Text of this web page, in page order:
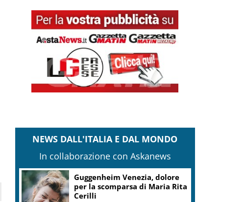
NEWS DALL'ITALIA E DAL MONDO
In collaborazione con Askanews
Guggenheim Venezia, dolore
per la scomparsa di Maria Rita
Cerilli